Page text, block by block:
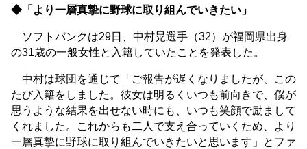
◆「より一層真摯に野球に取り組んでいきたい」
ソフトバンクは29日、中村晃選手（32）が福岡県出身
の31歳の一般女性と入籍していたことを発表した。
中村は球団を通じて「ご報告が遅くなりましたが、この
たび入籍をしました。彼女は明るくいつも前向きで、僕が
思うような結果を出せない時にも、いつも笑顔で励まして
くれました。これからも二人で支え合っていくため、より
一層真摯に野球に取り組んでいきたいと思います」とファ